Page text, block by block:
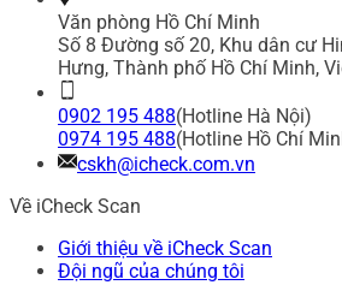
Văn phòng Hồ Chí Minh
Số 8 Đường số 20, Khu dân cư
Hưng, Thành phố Hồ Chí Minh,
0902 195 488(Hotline Hà Nội)
0974 195 488(Hotline Hồ Chí
cskh@icheck.com.vn
Về iCheck Scan
Giới thiệu về iCheck Scan
Đội ngũ của chúng tôi